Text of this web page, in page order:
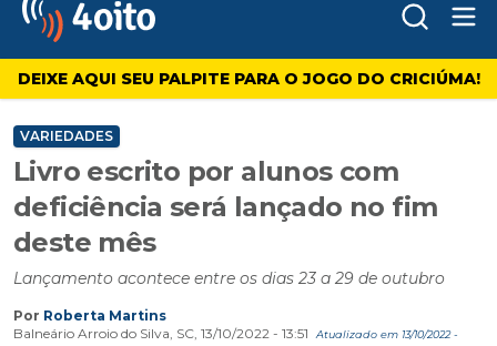
4oito
DEIXE AQUI SEU PALPITE PARA O JOGO DO CRICIÚMA!
VARIEDADES
Livro escrito por alunos com
deficiência será lançado no fim
deste mês
Lançamento acontece entre os dias 23 a 29 de outubro
Por Roberta Martins
Balneário Arroio do Silva, SC, 13/10/2022 - 13:51
Atualizado em 13/10/2022 -